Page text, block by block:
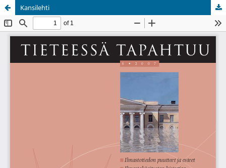
Kansilehti
Tieteellisten seurain valtuuskunta